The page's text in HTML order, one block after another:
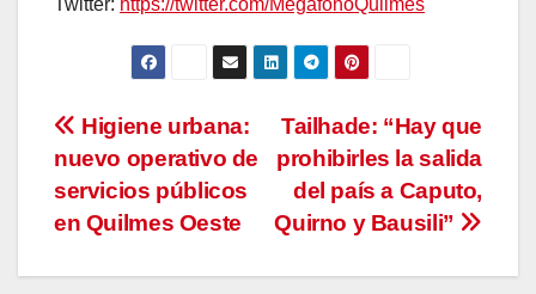
Twitter: https://twitter.com/MegafonoQuilmes
Navegación
de
entradas
Tailhade: “Hay que
prohibirles la salida
del país a Caputo,
Quirno y Bausili”
Higiene urbana:
nuevo operativo de
servicios públicos
en Quilmes Oeste